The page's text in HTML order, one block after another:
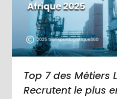
Top 7 des Métiers
Recrutent le plus